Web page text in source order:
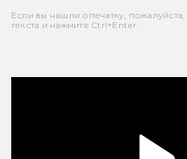
Если вы нашли опечатку,
текста и нажмите Ctrl+Enter.